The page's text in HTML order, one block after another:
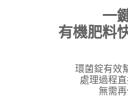
一
有機肥料
環菌錠有效
處理過程
無需